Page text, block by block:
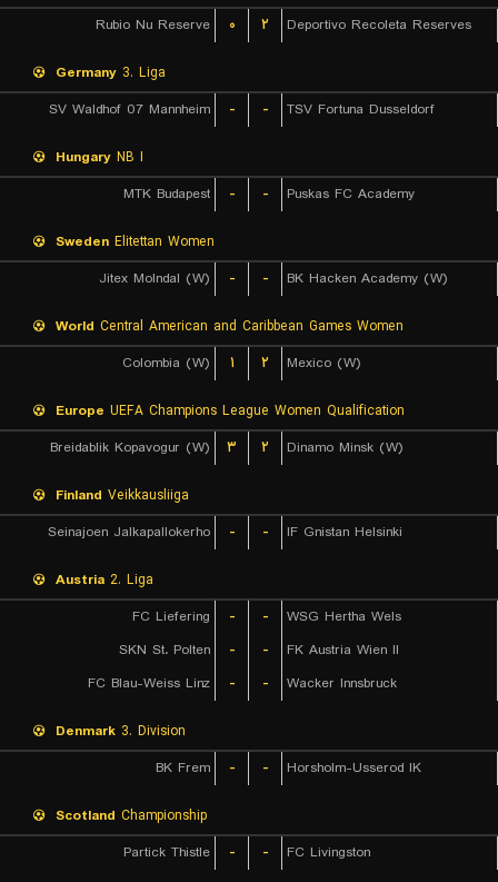
Rubio Nu Reserve
۰ ۲ Deportivo Recoleta Reserves
Germany 3. Liga
SV Waldhof 07 Mannheim
- - TSV Fortuna Dusseldorf
Hungary NB I
MTK Budapest
- - Puskas FC Academy
Sweden Elitettan Women
Jitex Molndal (W)
- - BK Hacken Academy (W)
World Central American and Caribbean Games Women
Colombia (W)
۱ ۲ Mexico (W)
Europe UEFA Champions League Women Qualification
Breidablik Kopavogur (W)
۳ ۲ Dinamo Minsk (W)
Finland Veikkausliiga
Seinajoen Jalkapallokerho
- - IF Gnistan Helsinki
Austria 2. Liga
FC Liefering
- -
WSG Hertha Wels
SKN St. Polten
- -
FK Austria Wien II
FC Blau-Weiss Linz
- - Wacker Innsbruck
Denmark 3. Division
BK Frem
- - Horsholm-Usserod IK
Scotland Championship
Partick Thistle
- - FC Livingston